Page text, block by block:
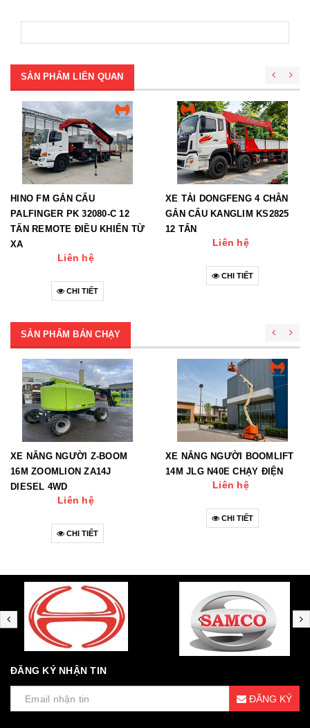
SẢN PHẨM LIÊN QUAN
HINO FM GẮN CẨU
PALFINGER PK 32080-C 12
TẤN REMOTE ĐIỀU KHIỂN TỪ
XA
Liên hệ
CHI TIẾT
XE TẢI DONGFENG 4 CHÂN
GẮN CẨU KANGLIM KS2825
12 TẤN
Liên hệ
CHI TIẾT
SẢN PHẨM BÁN CHẠY
XE NÂNG NGƯỜI Z-BOOM
16M ZOOMLION ZA14J
DIESEL 4WD
Liên hệ
CHI TIẾT
XE NÂNG NGƯỜI BOOMLIFT
14M JLG N40E CHẠY ĐIỆN
Liên hệ
CHI TIẾT
ĐĂNG KÝ NHẬN TIN
ĐĂNG KÝ